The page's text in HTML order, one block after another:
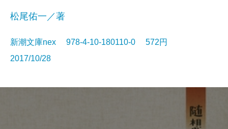
松尾佑一／著
新潮文庫nex 978-4-10-180110-0 572円
2017/10/28